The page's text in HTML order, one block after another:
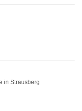
in Strausberg